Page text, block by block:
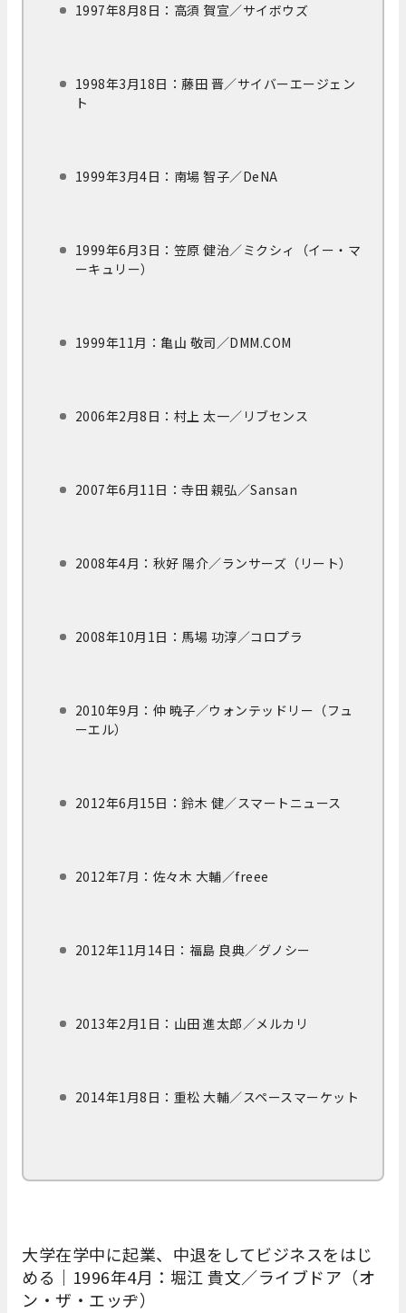
1997年8月8日：高須 賀宣／サイボウズ
1998年3月18日：藤田 晋／サイバーエージェン
ト
1999年3月4日：南場 智子／DeNA
1999年6月3日：笠原 健治／ミクシィ（イー・マ
ーキュリー）
1999年11月：亀山 敬司／DMM.COM
2006年2月8日：村上 太一／リブセンス
2007年6月11日：寺田 親弘／Sansan
2008年4月：秋好 陽介／ランサーズ（リート）
2008年10月1日：馬場 功淳／コロプラ
2010年9月：仲 暁子／ウォンテッドリー（フュ
ーエル）
2012年6月15日：鈴木 健／スマートニュース
2012年7月：佐々木 大輔／freee
2012年11月14日：福島 良典／グノシー
2013年2月1日：山田 進太郎／メルカリ
2014年1月8日：重松 大輔／スペースマーケット
大学在学中に起業、中退をしてビジネスをはじ
める｜1996年4月：堀江 貴文／ライブドア（オ
ン・ザ・エッヂ）